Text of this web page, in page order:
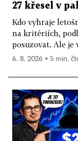
27 křesel v
Kdo vyhraje
na kritériích,
posuzovat. Ale je
6. 8. 2026 ▪ 5 min.